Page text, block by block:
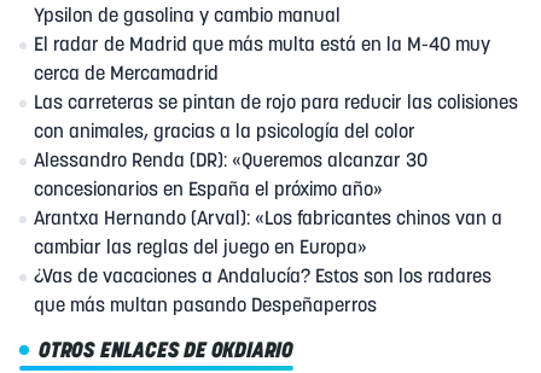
Ypsilon de gasolina y cambio manual
El radar de Madrid que más multa está en la M-40 muy
cerca de Mercamadrid
Las carreteras se pintan de rojo para reducir las colisiones
con animales, gracias a la psicología del color
Alessandro Renda (DR): «Queremos alcanzar 30
concesionarios en España el próximo año»
Arantxa Hernando (Arval): «Los fabricantes chinos van a
cambiar las reglas del juego en Europa»
¿Vas de vacaciones a Andalucía? Estos son los radares
que más multan pasando Despeñaperros
OTROS ENLACES DE OKDIARIO